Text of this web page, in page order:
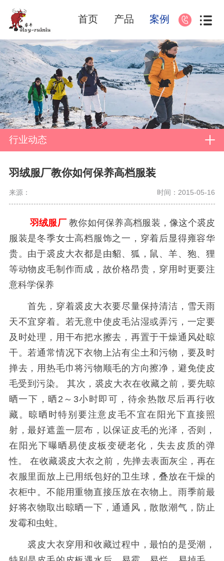
首页 产品 案例
行业动态
羽绒服厂教你如何保养高档服装
来源： 时间：2015-05-16
羽绒服厂教你如何保养高档服装，像这个裘皮
服装是冬季女士高档服饰之一，穿着后显得雍容华
贵。由于裘皮大衣都是由貂、狐，鼠、羊、狍、狸
等动物皮毛制作而成，故价格昂贵，穿用时更要注
意科学保养
首先，穿着裘皮大衣要尽量保持清洁，雪天雨
天不宜穿着。若无意中使皮毛沾湿或弄污，一定要
及时处理，用干布把水擦去，再置于干燥通风处晾
干。若通常情况下衣物上沾有尘土和污物，要及时
掸去，用热毛巾将污物顺毛的方向擦净，避免使皮
毛受到污染。 其次，裘皮大衣在收藏之前，要先晾
晒一下，晒2～3小时即可，待余热散尽后再行收
藏。晾晒时特别要注意皮毛不宜在阳光下直接照
射，最好遮盖一层布，以保证皮毛的光泽，否则，
在阳光下曝晒易使皮板变硬老化，失去皮质的弹
性。 在收藏裘皮大衣之前，先掸去表面灰尘，再在
衣服里面放上已用纸包好的卫生球，叠放在干燥的
衣柜中。不能用重物直接压放在衣物上。雨季前最
好将衣物取出晾晒一下，通通风，散散潮气，防止
发霉和虫蛀。
裘皮大衣穿用和收藏过程中，最怕的是受潮，